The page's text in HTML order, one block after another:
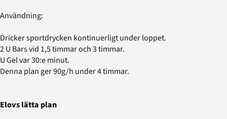
Användning:
Dricker sportdrycken kontinuerligt under loppet.
2 U Bars vid 1,5 timmar och 3 timmar.
U Gel var 30:e minut.
Denna plan ger 90g/h under 4 timmar.
Elovs lätta plan